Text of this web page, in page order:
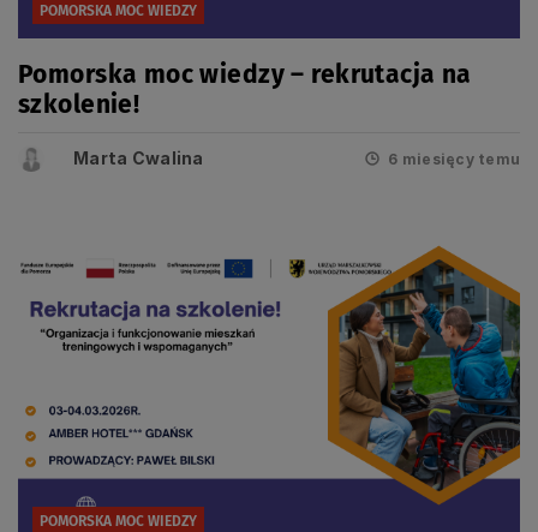
POMORSKA MOC WIEDZY
Pomorska moc wiedzy – rekrutacja na
szkolenie!
Marta Cwalina 6 miesięcy temu
POMORSKA MOC WIEDZY